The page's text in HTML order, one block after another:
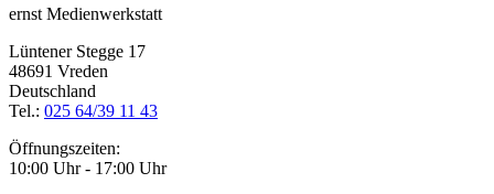
ernst Medienwerkstatt
Lüntener Stegge 17
48691 Vreden
Deutschland
Tel.: 025 64/39 11 43
Öffnungszeiten:
10:00 Uhr - 17:00 Uhr